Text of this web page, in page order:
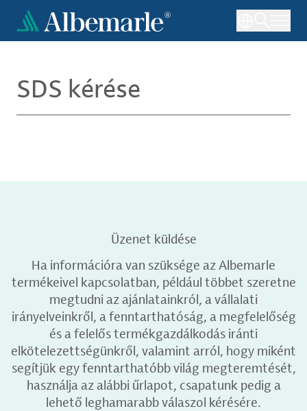
Ugrás
tartalomra
SDS kérése
Üzenet küldése
Ha információra van szüksége az Albemarle
termékeivel kapcsolatban, például többet szeretne
megtudni az ajánlatainkról, a vállalati
irányelveinkről, a fenntarthatóság, a megfelelőség
és a felelős termékgazdálkodás iránti
elkötelezettségünkről, valamint arról, hogy miként
segítjük egy fenntarthatóbb világ megteremtését,
használja az alábbi űrlapot, csapatunk pedig a
lehető leghamarabb válaszol kérésére.